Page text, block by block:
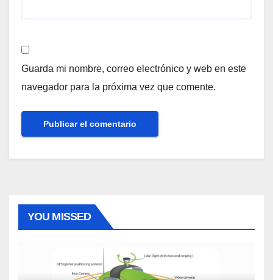
Guarda mi nombre, correo electrónico y web en este
navegador para la próxima vez que comente.
YOU MISSED